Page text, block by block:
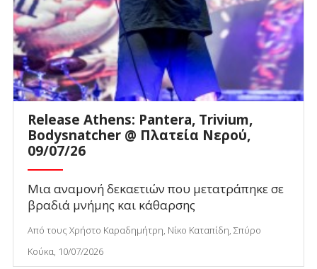
Release Athens: Pantera, Trivium,
Bodysnatcher @ Πλατεία Νερού,
09/07/26
Μια αναμονή δεκαετιών που μετατράπηκε σε
βραδιά μνήμης και κάθαρσης
Από τους Χρήστο Καραδημήτρη, Νίκο Καταπίδη, Σπύρο
Κούκα, 10/07/2026